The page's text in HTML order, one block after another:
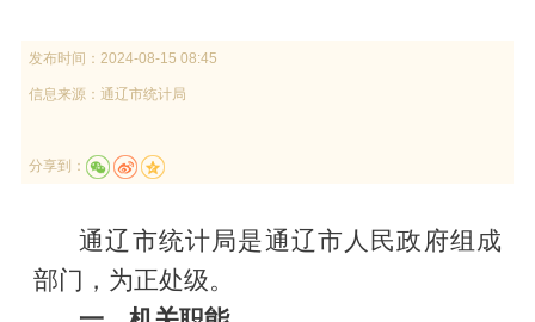
发布时间： 2024-08-15 08:45
信息来源： 通辽市统计局
分享到：
通辽市统计局是通辽市人民政府组成
部门，为正处级。